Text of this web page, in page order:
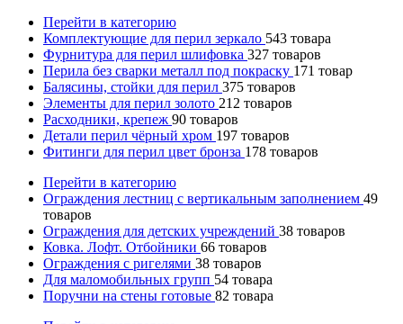
Перейти в категорию
Комплектующие для перил зеркало 543 товара
Фурнитура для перил шлифовка 327 товаров
Перила без сварки металл под покраску 171 товар
Балясины, стойки для перил 375 товаров
Элементы для перил золото 212 товаров
Расходники, крепеж 90 товаров
Детали перил чёрный хром 197 товаров
Фитинги для перил цвет бронза 178 товаров
Перейти в категорию
Ограждения лестниц с вертикальным заполнением 49
товаров
Ограждения для детских учреждений 38 товаров
Ковка. Лофт. Отбойники 66 товаров
Ограждения с ригелями 38 товаров
Для маломобильных групп 54 товара
Поручни на стены готовые 82 товара